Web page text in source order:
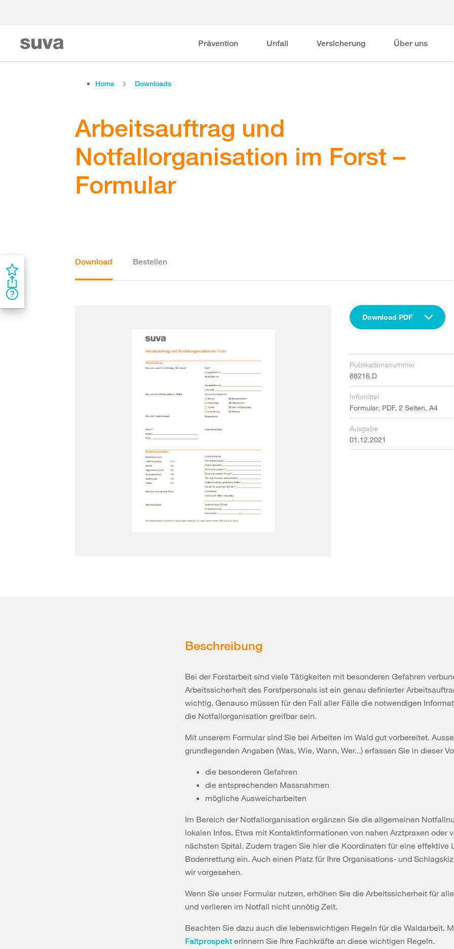
Prävention Unfall Versicherung Über uns
Home Downloads
Arbeitsauftrag und
Notfallorganisation im Forst –
Formular
Download Bestellen
Download PDF
Publikationsnummer
88216.D
Infomittel
Formular, PDF, 2 Seiten, A4
Ausgabe
01.12.2021
Beschreibung
Bei der Forstarbeit sind viele Tätigkeiten mit besonderen Gefahren
Arbeitssicherheit des Forstpersonals ist ein genau definierter
wichtig. Genauso müssen für den Fall aller Fälle die notwendigen
die Notfallorganisation greifbar sein.
Mit unserem Formular sind Sie bei Arbeiten im Wald gut vorbereitet.
grundlegenden Angaben (Was, Wie, Wann, Wer...) erfassen Sie in dieser
die besonderen Gefahren
die entsprechenden Massnahmen
mögliche Ausweicharbeiten
Im Bereich der Notfallorganisation ergänzen Sie die allgemeinen
lokalen Infos. Etwa mit Kontaktinformationen von nahen Arztpraxen oder
nächsten Spital. Zudem tragen Sie hier die Koordinaten für eine effektive
Bodenrettung ein. Auch einen Platz für Ihre Organisations- und
wir vorgesehen.
Wenn Sie unser Formular nutzen, erhöhen Sie die Arbeitssicherheit für
und verlieren im Notfall nicht unnötig Zeit.
Beachten Sie dazu auch die lebenswichtigen Regeln für die Waldarbeit.
Faltprospekt erinnern Sie Ihre Fachkräfte an diese wichtigen Regeln.